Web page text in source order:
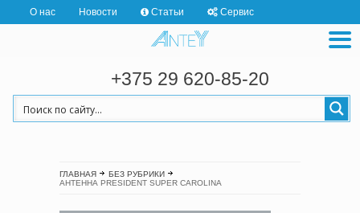
О нас Новости Статьи Сервис
+375 29 620-85-20
ГЛАВНАЯ
БЕЗ РУБРИКИ
АНТЕННА PRESIDENT SUPER CAROLINA